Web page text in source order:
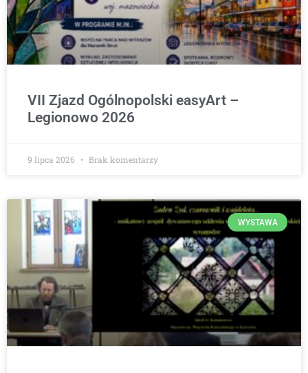
VII Zjazd Ogólnopolski easyArt –
Legionowo 2026
9 lipca 2026 Brak komentarzy
WYSTAWA